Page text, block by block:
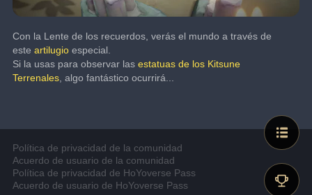
Con la Lente de los recuerdos, verás el mundo a través de
este artilugio especial.
Si la usas para observar las estatuas de los Kitsune
Terrenales , algo fantástico ocurrirá...
Política de privacidad de la comunidad
Acuerdo de usuario de la comunidad
Política de privacidad de HoYoverse Pass
Acuerdo de usuario de HoYoverse Pass